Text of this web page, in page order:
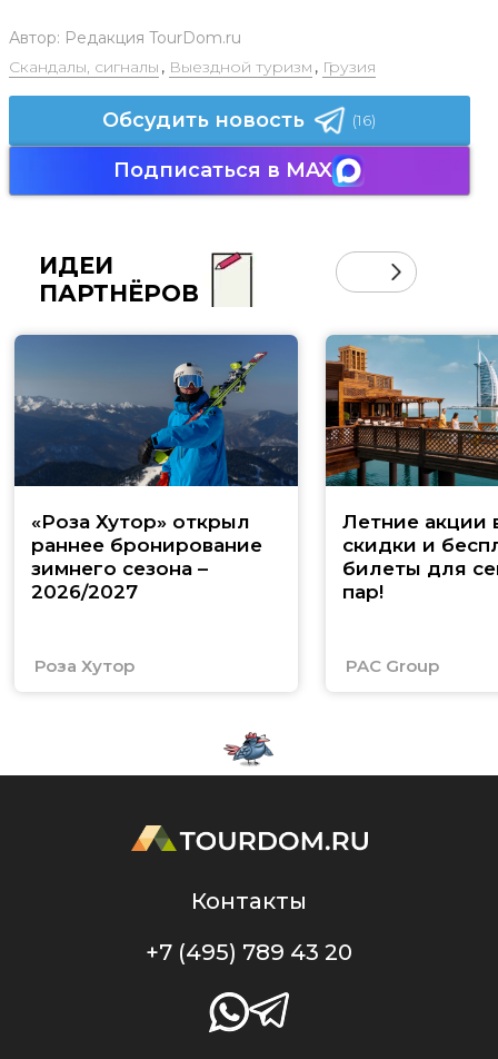
Автор: Редакция TourDom.ru
Скандалы, сигналы , Выездной туризм , Грузия
Обсудить новость (16)
Подписаться в MAX
ИДЕИ
ПАРТНЁРОВ
«Роза Хутор» открыл
раннее бронирование
зимнего сезона –
2026/2027
Роза Хутор
Летние акции
скидки и
билеты для
пар!
PAC Group
Контакты
+7 (495) 789 43 20